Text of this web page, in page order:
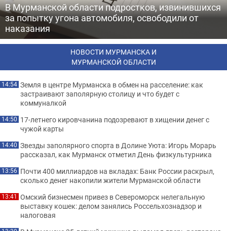
В Мурманской области подростков, извинившихся
за попытку угона автомобиля, освободили от
наказания
НОВОСТИ МУРМАНСКА И
МУРМАНСКОЙ ОБЛАСТИ
14:54 Земля в центре Мурманска в обмен на расселение: как
застраивают заполярную столицу и что будет с
коммуналкой
14:50 17-летнего кировчанина подозревают в хищении денег с
чужой карты
14:40 Звезды заполярного спорта в Долине Уюта: Игорь Морарь
рассказал, как Мурманск отметил День физкультурника
13:56 Почти 400 миллиардов на вкладах: Банк России раскрыл,
сколько денег накопили жители Мурманской области
13:41 Омский бизнесмен привез в Североморск нелегальную
выставку кошек: делом занялись Россельхознадзор и
налоговая